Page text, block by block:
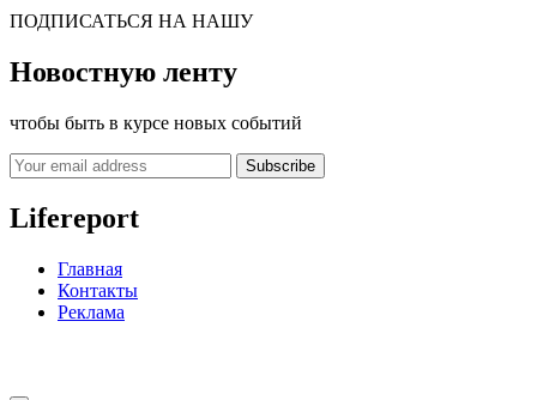
ПОДПИСАТЬСЯ НА НАШУ
Новостную ленту
чтобы быть в курсе новых событий
Subscribe
Lifereport
Главная
Контакты
Реклама